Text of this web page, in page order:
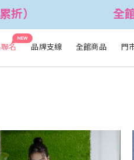
3件88折！🦄 滿$2500
NEW
名 品牌支線 全館商品 門